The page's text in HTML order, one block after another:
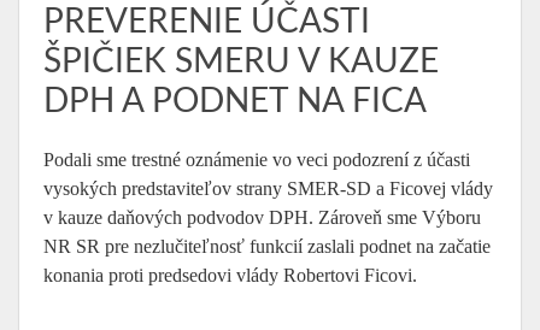
PREVERENIE ÚČASTI
ŠPIČIEK SMERU V KAUZE
DPH A PODNET NA FICA
Podali sme trestné oznámenie vo veci podozrení z účasti
vysokých predstaviteľov strany SMER-SD a Ficovej vlády
v kauze daňových podvodov DPH. Zároveň sme Výboru
NR SR pre nezlučiteľnosť funkcií zaslali podnet na začatie
konania proti predsedovi vlády Robertovi Ficovi.